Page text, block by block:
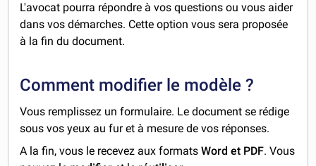
L'avocat pourra répondre à vos questions ou vous aider
dans vos démarches. Cette option vous sera proposée
à la fin du document.
Comment modifier le modèle ?
Vous remplissez un formulaire. Le document se rédige
sous vos yeux au fur et à mesure de vos réponses.
A la fin, vous le recevez aux formatsWord et PDF. Vous